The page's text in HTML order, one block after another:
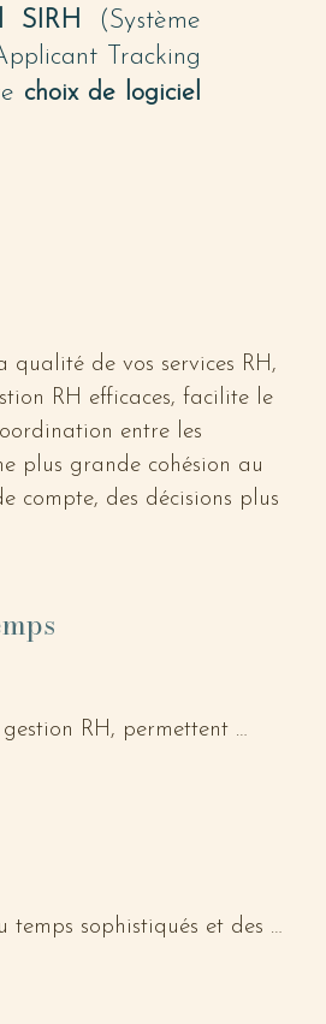
SIRH (Système
Tracking
choix de logiciel
de vos services RH,
RH efficaces, facilite le
entre les
plus grande cohésion au
compte, des décisions plus
RH, permettent
performance et les mises à
temps sophistiqués et des